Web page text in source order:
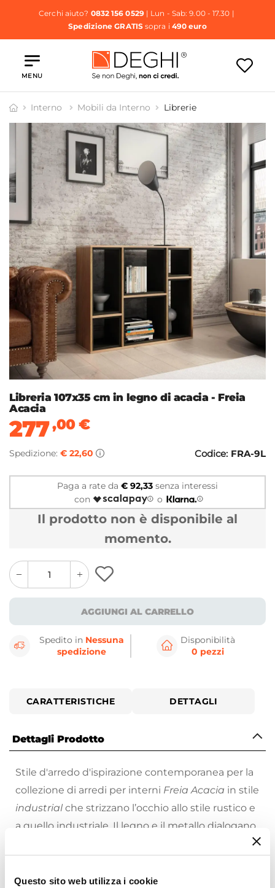
Questo sito web utilizza i cookie
Cerchi aiuto? 0832 156 0529| Lun - Sab: 9.00 - 17.30 |
Spedizione GRATISsopra i 490 euro
MENU
Interno Mobili da Interno Librerie
Libreria 107x35 cm in legno di acacia - Freia
Acacia
277,00€
Spedizione: € 22,60 Codice: FRA-9L
Paga a rate da € 92,33 senza interessi
con
o
Il prodotto non è disponibile al
momento.
quantity
button
quantity
minus
button
AGGIUNGI AL CARRELLO
Spedito in Nessuna
spedizione
Disponibilità
0 pezzi
CARATTERISTICHE DETTAGLI
Dettagli Prodotto
Stile d'arredo d'ispirazione contemporanea per la
collezione di arredi per interni Freia Acacia in stile
industrial che strizzano l’occhio allo stile rustico e
a quello industriale. Il legno e il metallo dialogano
artigianale.